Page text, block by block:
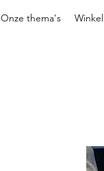
Onze thema's Winkel